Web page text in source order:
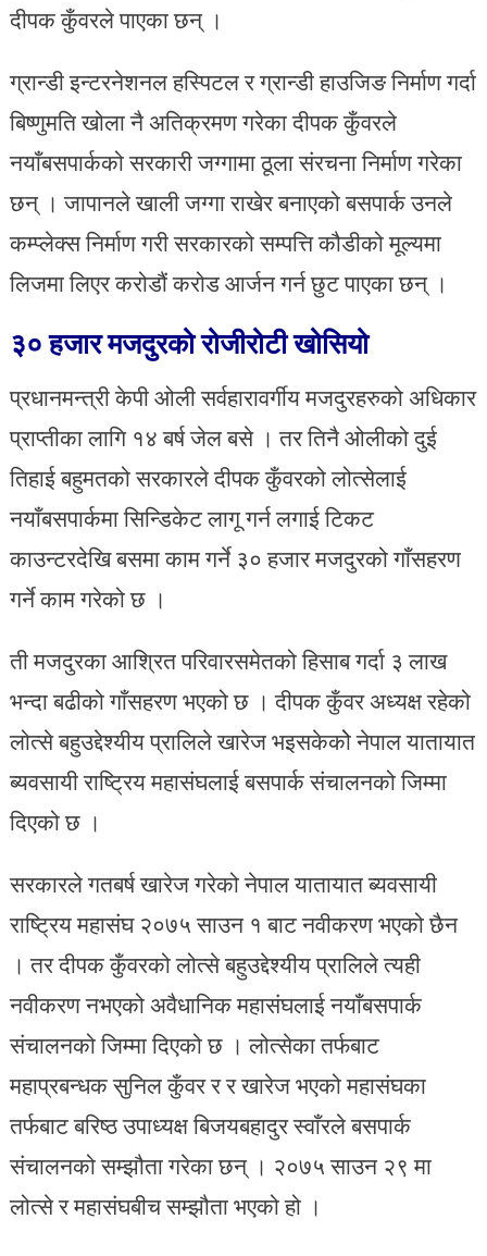
दीपक कुँवरले पाएका छन् ।
ग्रान्डी इन्टरनेशनल हस्पिटल र ग्रान्डी हाउजिङ निर्माण गर्दा
बिष्णुमति खोला नै अतिक्रमण गरेका दीपक कुँवरले
नयाँबसपार्कको सरकारी जग्गामा ठूला संरचना निर्माण गरेका
छन् । जापानले खाली जग्गा राखेर बनाएको बसपार्क उनले
कम्प्लेक्स निर्माण गरी सरकारको सम्पत्ति कौडीको मूल्यमा
लिजमा लिएर करोडौं करोड आर्जन गर्न छुट पाएका छन् ।
३० हजार मजदुरको रोजीरोटी खोसियो
प्रधानमन्त्री केपी ओली सर्वहारावर्गीय मजदुरहरुको अधिकार
प्राप्तीका लागि १४ बर्ष जेल बसे । तर तिनै ओलीको दुई
तिहाई बहुमतको सरकारले दीपक कुँवरको लोत्सेलाई
नयाँबसपार्कमा सिन्डिकेट लागू गर्न लगाई टिकट
काउन्टरदेखि बसमा काम गर्ने ३० हजार मजदुरको गाँसहरण
गर्ने काम गरेको छ ।
ती मजदुरका आश्रित परिवारसमेतको हिसाब गर्दा ३ लाख
भन्दा बढीको गाँसहरण भएको छ । दीपक कुँवर अध्यक्ष रहेको
लोत्से बहुउद्देश्यीय प्रालिले खारेज भइसकेकोे नेपाल यातायात
ब्यवसायी राष्ट्रिय महासंघलाई बसपार्क संचालनको जिम्मा
दिएको छ ।
सरकारले गतबर्ष खारेज गरेको नेपाल यातायात ब्यवसायी
राष्ट्रिय महासंघ २०७५ साउन १ बाट नवीकरण भएको छैन
। तर दीपक कुँवरको लोत्से बहुउद्देश्यीय प्रालिले त्यही
नवीकरण नभएको अवैधानिक महासंघलाई नयाँबसपार्क
संचालनको जिम्मा दिएको छ । लोत्सेका तर्फबाट
महाप्रबन्धक सुनिल कुँवर र र खारेज भएको महासंघका
तर्फबाट बरिष्ठ उपाध्यक्ष बिजयबहादुर स्वाँरले बसपार्क
संचालनको सम्झौता गरेका छन् । २०७५ साउन २९ मा
लोत्से र महासंघबीच सम्झौता भएको हो ।